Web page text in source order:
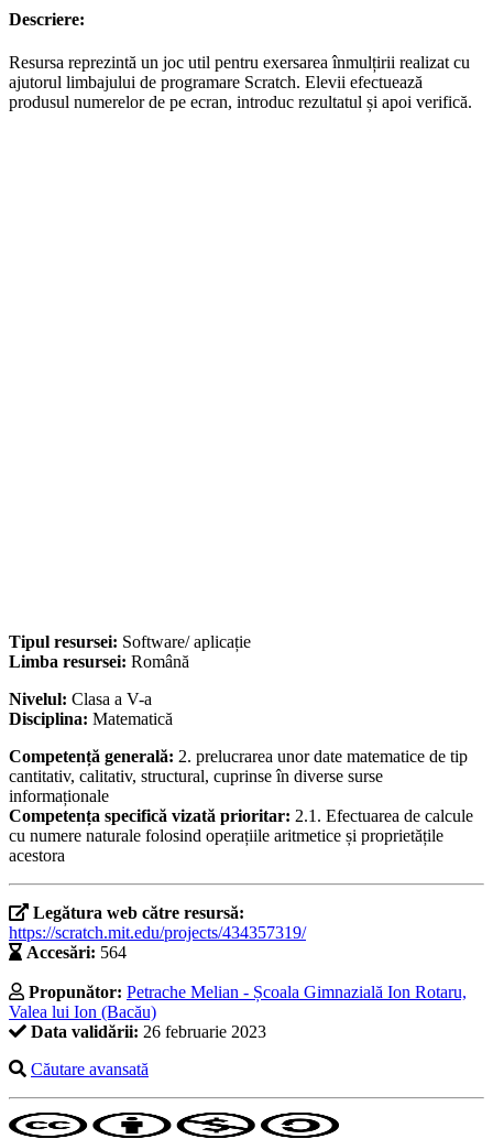
Descriere:
Resursa reprezintă un joc util pentru exersarea înmulțirii realizat cu
ajutorul limbajului de programare Scratch. Elevii efectuează
produsul numerelor de pe ecran, introduc rezultatul și apoi verifică.
Tipul resursei: Software/ aplicație
Limba resursei: Română
Nivelul: Clasa a V-a
Disciplina: Matematică
Competență generală: 2. prelucrarea unor date matematice de tip
cantitativ, calitativ, structural, cuprinse în diverse surse
informaționale
Competența specifică vizată prioritar: 2.1. Efectuarea de calcule
cu numere naturale folosind operațiile aritmetice și proprietățile
acestora
Legătura web către resursă:
https://scratch.mit.edu/projects/434357319/
Accesări: 564
Propunător: Petrache Melian - Școala Gimnazială Ion Rotaru,
Valea lui Ion (Bacău)
Data validării: 26 februarie 2023
Căutare avansată